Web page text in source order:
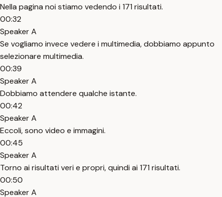
Nella pagina noi stiamo vedendo i 171 risultati.
00:32
Speaker A
Se vogliamo invece vedere i multimedia, dobbiamo appunto
selezionare multimedia.
00:39
Speaker A
Dobbiamo attendere qualche istante.
00:42
Speaker A
Eccoli, sono video e immagini.
00:45
Speaker A
Torno ai risultati veri e propri, quindi ai 171 risultati.
00:50
Speaker A